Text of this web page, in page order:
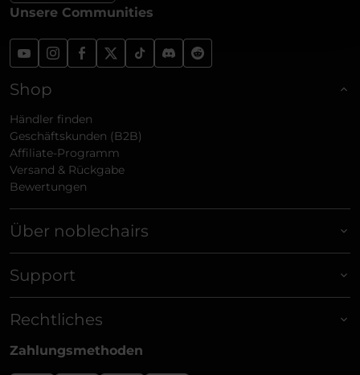
Unsere Communities
Shop
Händler finden
Geschäftskunden (B2B)
Affiliate-Programm
Versand & Rückgabe
Bewertungen
Über noblechairs
Support
Rechtliches
Zahlungsmethoden